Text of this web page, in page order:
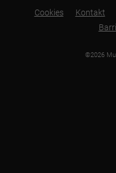
Cookies Kontakt
©2026